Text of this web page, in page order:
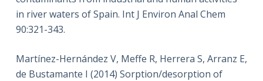
in river waters of Spain. Int J Environ Anal Chem
90:321-343.
Martínez-Hernández V, Meffe R, Herrera S, Arranz E,
de Bustamante I (2014) Sorption/desorption of